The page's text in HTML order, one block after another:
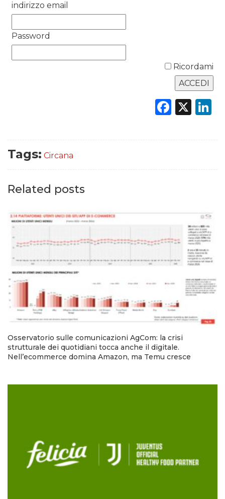
indirizzo email
Password
Ricordami
X
Tags: Circana
Related posts
Osservatorio sulle comunicazioni AgCom: la crisi
strutturale dei quotidiani tocca anche il digitale.
Nell’ecommerce domina Amazon, ma Temu cresce